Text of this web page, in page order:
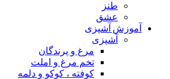
طنز
عشق
آموزش آشپزی
آشپزی
مرغ و پرندگان
تخم مرغ و املت
کوفته ، کوکو و دلمه